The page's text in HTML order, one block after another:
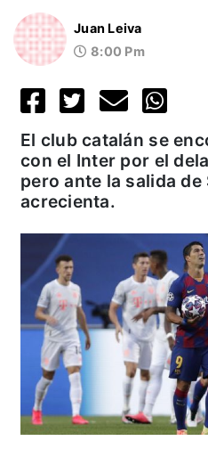
Juan Leiva
8:00 Pm
El club catalán se
con el Inter por el
pero ante la salida
acrecienta.